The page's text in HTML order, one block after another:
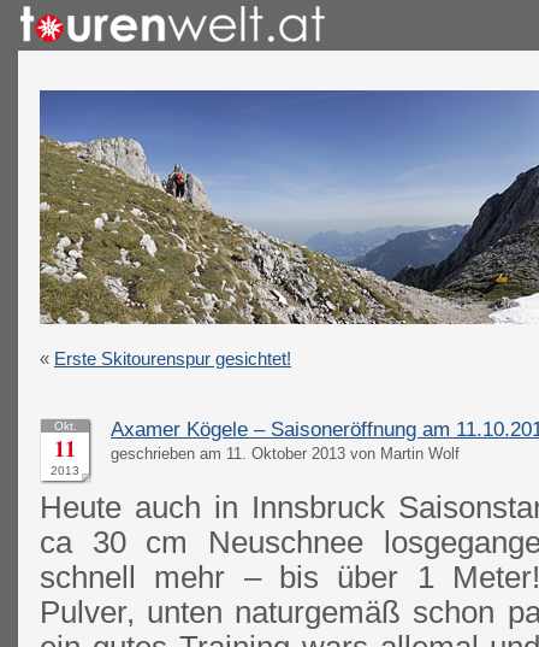
« Erste Skitourenspur gesichtet!
Okt.
11
2013
Axamer Kögele – Saisoneröffnung am
geschrieben am 11. Oktober 2013 von Martin Wolf
Heute auch in Innsbruck
ca 30 cm Neuschnee
schnell mehr – bis über 1
Pulver, unten naturgemäß schon